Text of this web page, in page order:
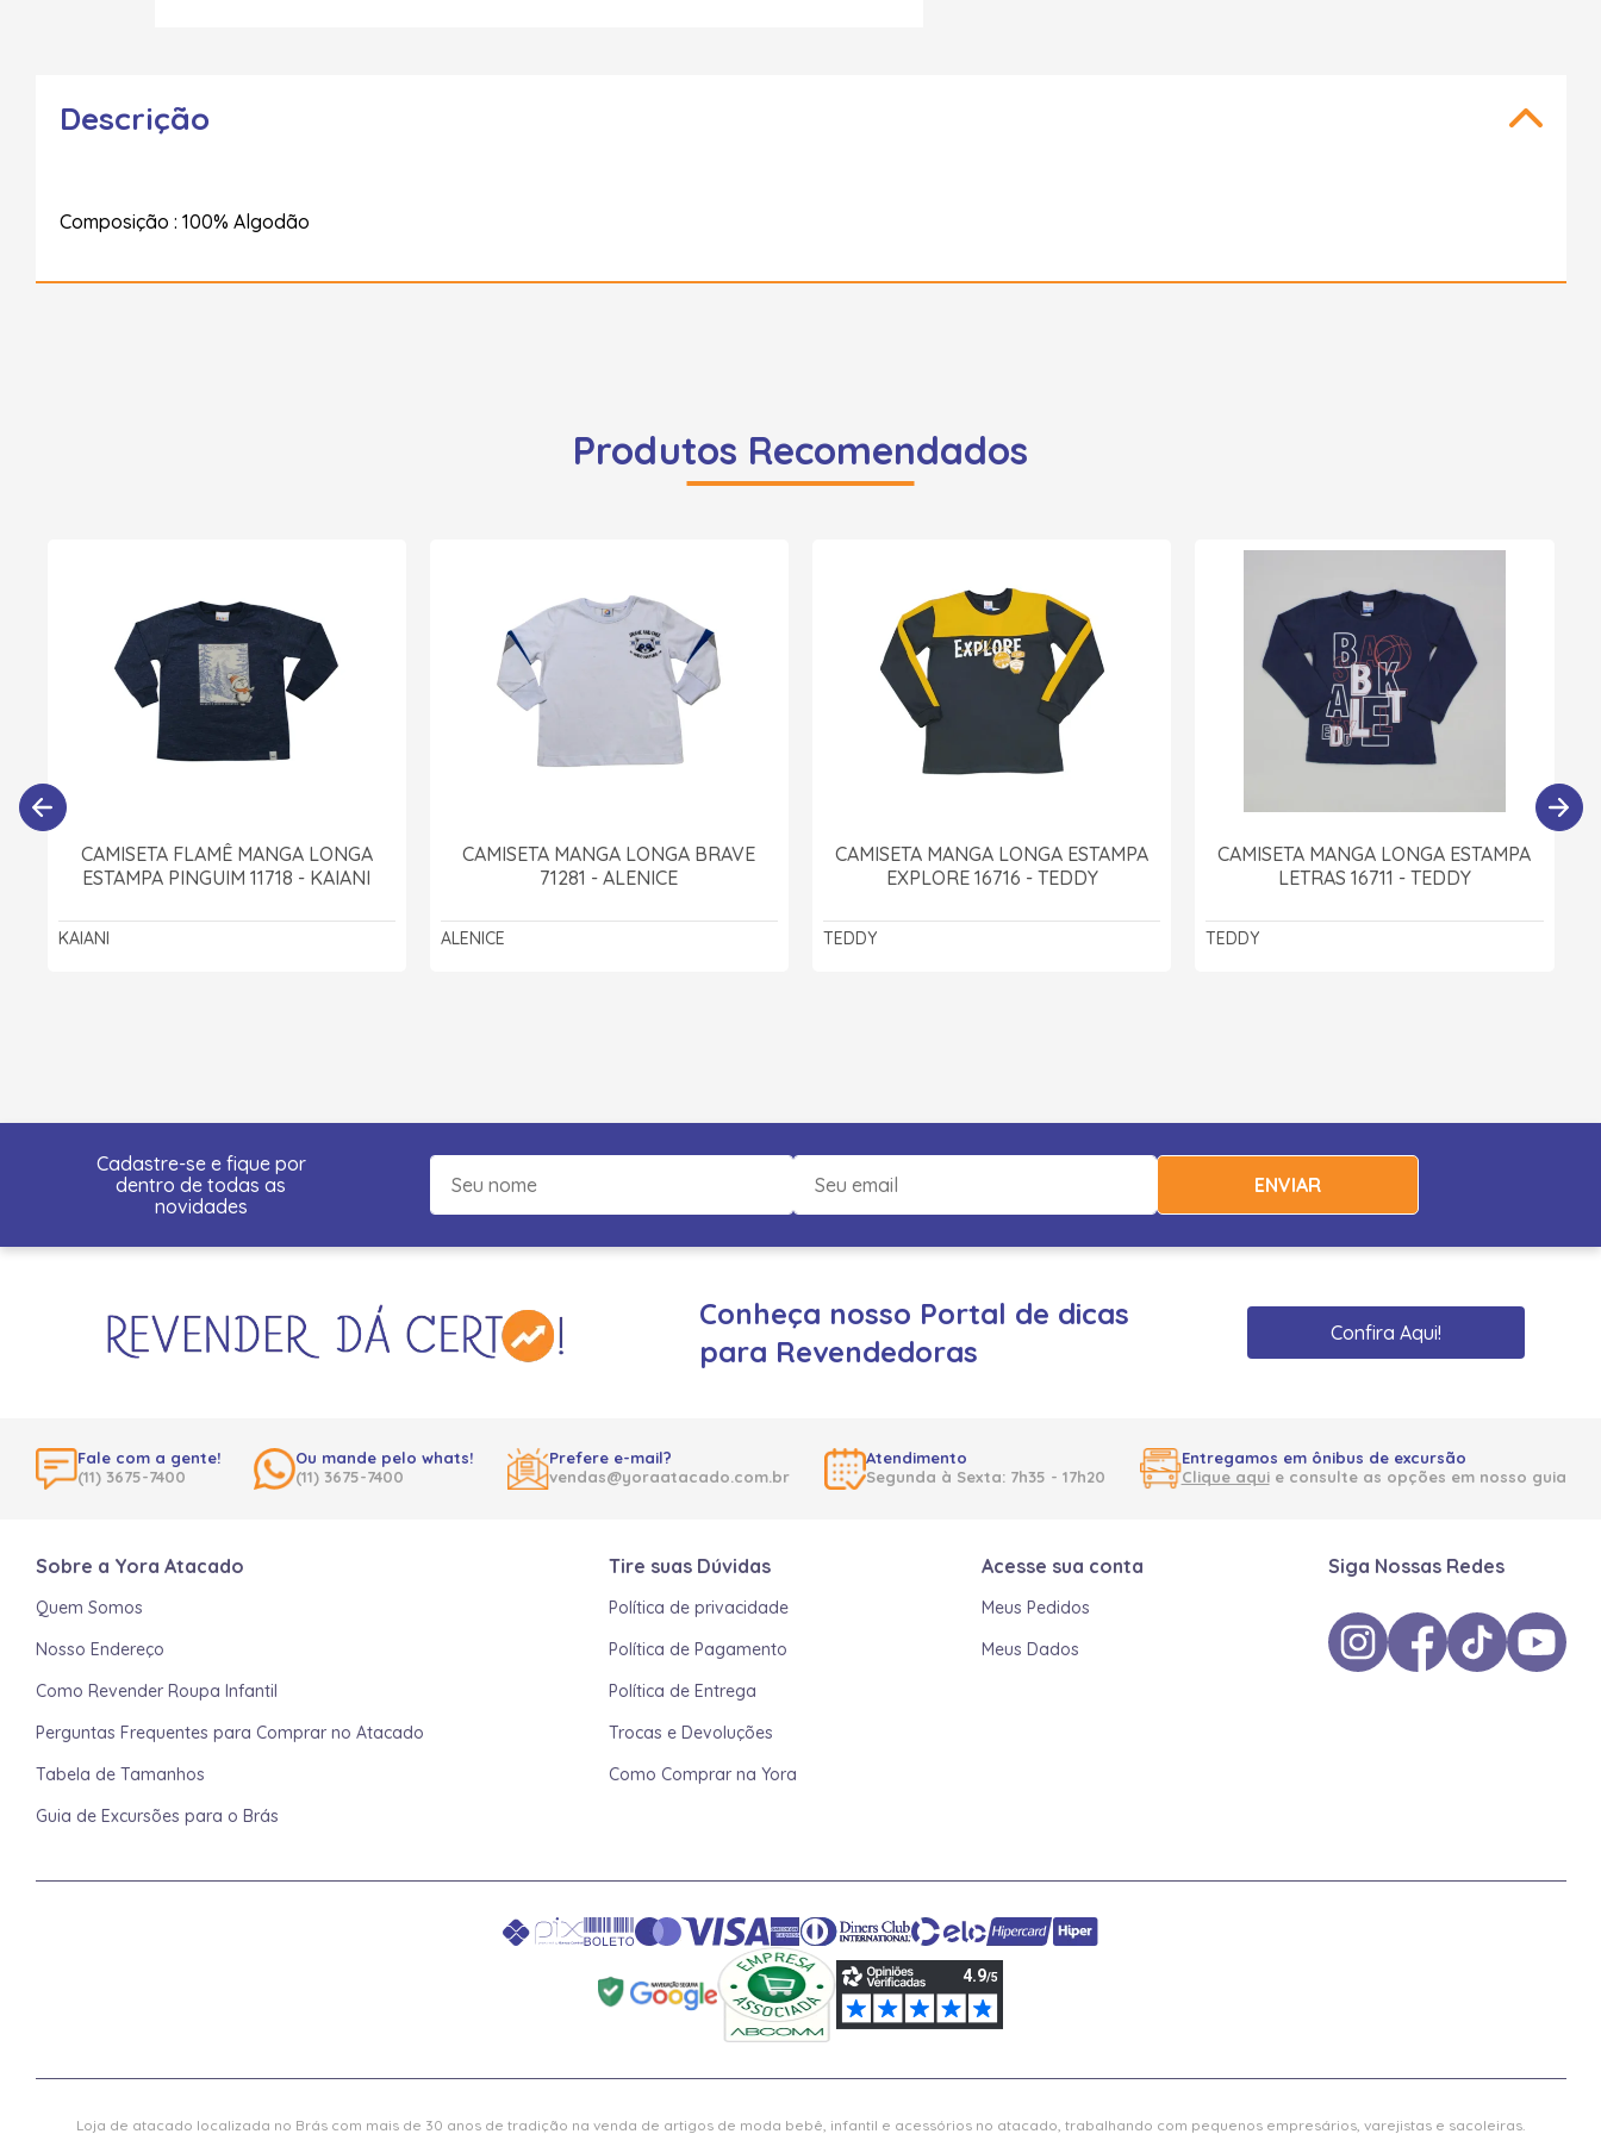
Descrição
Composição : 100% Algodão
Produtos Recomendados
CAMISETA FLAMÊ MANGA LONGA
ESTAMPA PINGUIM 11718 - KAIANI
KAIANI
CAMISETA MANGA LONGA BRAVE
71281 - ALENICE
ALENICE
CAMISETA MANGA LONGA ESTAMPA
EXPLORE 16716 - TEDDY
TEDDY
CAMISETA MANGA LONGA ESTAMPA
LETRAS 16711 - TEDDY
TEDDY
Cadastre-se e fique por
dentro de todas as
novidades
ENVIAR
Conheça nosso Portal de dicas
para Revendedoras
Confira Aqui!
Fale com a gente!
(11) 3675-7400
Ou mande pelo whats!
(11) 3675-7400
Prefere e-mail?
vendas@yoraatacado.com.br
Atendimento
Segunda à Sexta: 7h35 - 17h20
Entregamos em ônibus de excursão
Clique aquie consulte as opções em nosso guia
Sobre a Yora Atacado
Quem Somos
Nosso Endereço
Como Revender Roupa Infantil
Perguntas Frequentes para Comprar no Atacado
Tabela de Tamanhos
Guia de Excursões para o Brás
Tire suas Dúvidas
Política de privacidade
Política de Pagamento
Política de Entrega
Trocas e Devoluções
Como Comprar na Yora
Acesse sua conta
Meus Pedidos
Meus Dados
Siga Nossas Redes
Loja de atacado localizada no Brás com mais de 30 anos de tradição na venda de artigos de moda bebê, infantil e acessórios no atacado, trabalhando com pequenos empresários, varejistas e sacoleiras.